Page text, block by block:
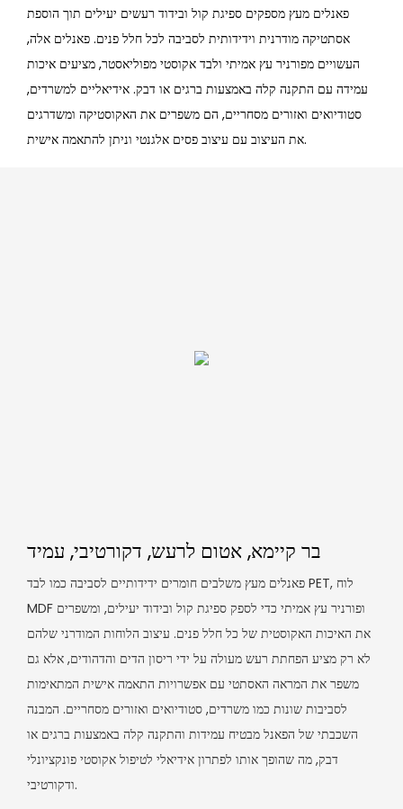
פאנלים מעץ מספקים ספיגת קול ובידוד רעשים יעילים תוך הוספת
אסתטיקה מודרנית וידידותית לסביבה לכל חלל פנים. פאנלים אלה,
העשויים מפורניר עץ אמיתי ולבד אקוסטי מפוליאסטר, מציעים איכות
עמידה עם התקנה קלה באמצעות ברגים או דבק. אידיאליים למשרדים,
סטודיואים ואזורים מסחריים, הם משפרים את האקוסטיקה ומשדרגים
את העיצוב עם עיצוב פסים אלגנטי וניתן להתאמה אישית.
בר קיימא, אטום לרעש, דקורטיבי, עמיד
פאנלים מעץ משלבים חומרים ידידותיים לסביבה כמו לבד PET, לוח
MDF ופורניר עץ אמיתי כדי לספק ספיגת קול ובידוד יעילים, ומשפרים
את האיכות האקוסטית של כל חלל פנים. עיצוב הלוחות המודרני שלהם
לא רק מציע הפחתת רעש מעולה על ידי ריסון הדים והדהודים, אלא גם
משפר את המראה האסתטי עם אפשרויות התאמה אישית המתאימות
לסביבות שונות כמו משרדים, סטודיואים ואזורים מסחריים. המבנה
השכבתי של הפאנל מבטיח עמידות והתקנה קלה באמצעות ברגים או
דבק, מה שהופך אותו לפתרון אידיאלי לטיפול אקוסטי פונקציונלי
ודקורטיבי.